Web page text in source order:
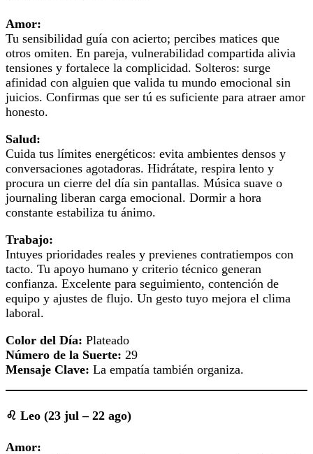
Amor:
Tu sensibilidad guía con acierto; percibes matices que
otros omiten. En pareja, vulnerabilidad compartida alivia
tensiones y fortalece la complicidad. Solteros: surge
afinidad con alguien que valida tu mundo emocional sin
juicios. Confirmas que ser tú es suficiente para atraer amor
honesto.
Salud:
Cuida tus límites energéticos: evita ambientes densos y
conversaciones agotadoras. Hidrátate, respira lento y
procura un cierre del día sin pantallas. Música suave o
journaling liberan carga emocional. Dormir a hora
constante estabiliza tu ánimo.
Trabajo:
Intuyes prioridades reales y previenes contratiempos con
tacto. Tu apoyo humano y criterio técnico generan
confianza. Excelente para seguimiento, contención de
equipo y ajustes de flujo. Un gesto tuyo mejora el clima
laboral.
Color del Día: Plateado
Número de la Suerte: 29
Mensaje Clave: La empatía también organiza.
♌ Leo (23 jul – 22 ago)
Amor: